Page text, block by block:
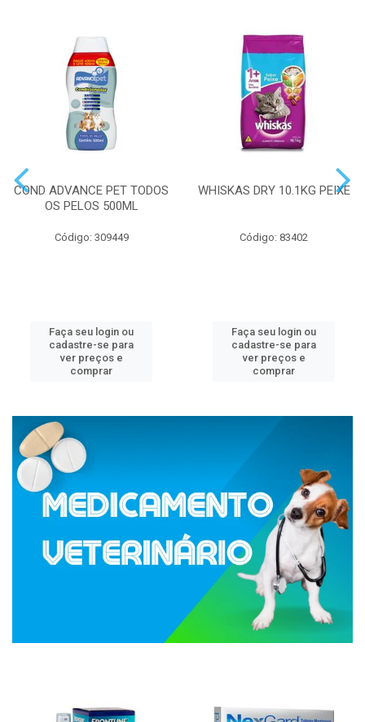
COND ADVANCE PET TODOS
OS PELOS 500ML
Código: 309449
Faça seu login ou
cadastre-se para
ver preços e
comprar
WHISKAS DRY 10.1KG PEIXE
Código: 83402
Faça seu login ou
cadastre-se para
ver preços e
comprar